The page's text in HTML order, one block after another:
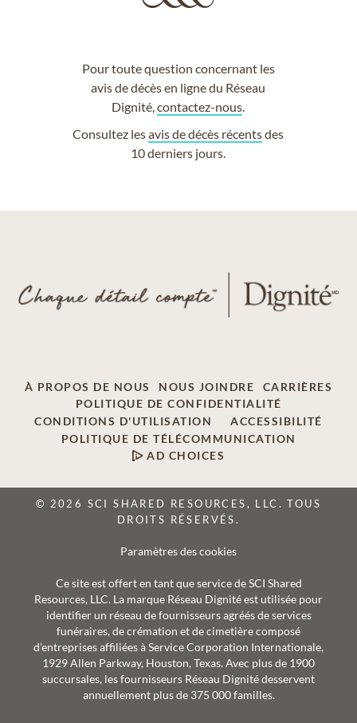
Pour toute question concernant les
avis de décès en ligne du Réseau
Dignité,contactez-nous
Consultez lesavis de décès récentsdes
10 derniers jours.
À PROPOS DE NOUS NOUS JOINDRE
CARRIÈRES
POLITIQUE DE CONFIDENTIALITÉ
CONDITIONS D'UTILISATION
ACCESSIBILITÉ
POLITIQUE DE TÉLÉCOMMUNICATION
AD CHOICES
© 2026 SCI SHARED RESOURCES, LLC. TOUS
DROITS RÉSERVÉS.
Paramètres des cookies
Ce site est offert en tant que service de SCI Shared
Resources, LLC. La marque Réseau Dignité est utilisée pour
identifier un réseau de fournisseurs agréés de services
funéraires, de crémation et de cimetière composé
d’entreprises affiliées à Service Corporation Internationale,
1929 Allen Parkway, Houston, Texas. Avec plus de 1900
succursales, les fournisseurs Réseau Dignité desservent
annuellement plus de 375 000 familles.